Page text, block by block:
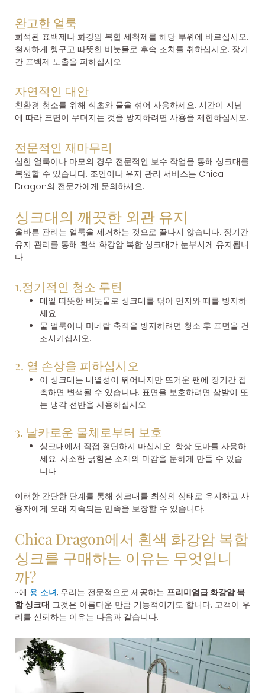
완고한 얼룩
희석된 표백제나 화강암 복합 세척제를 해당 부위에 바르십시오.
철저하게 헹구고 따뜻한 비눗물로 후속 조치를 취하십시오. 장기
간 표백제 노출을 피하십시오.
자연적인 대안
친환경 청소를 위해 식초와 물을 섞어 사용하세요. 시간이 지남
에 따라 표면이 무뎌지는 것을 방지하려면 사용을 제한하십시오.
전문적인 재마무리
심한 얼룩이나 마모의 경우 전문적인 보수 작업을 통해 싱크대를
복원할 수 있습니다. 조언이나 유지 관리 서비스는 Chica
Dragon의 전문가에게 문의하세요.
싱크대의 깨끗한 외관 유지
올바른 관리는 얼룩을 제거하는 것으로 끝나지 않습니다. 장기간
유지 관리를 통해 흰색 화강암 복합 싱크대가 눈부시게 유지됩니
다.
1.정기적인 청소 루틴
매일 따뜻한 비눗물로 싱크대를 닦아 먼지와 때를 방지하
세요.
물 얼룩이나 미네랄 축적을 방지하려면 청소 후 표면을 건
조시키십시오.
2. 열 손상을 피하십시오
이 싱크대는 내열성이 뛰어나지만 뜨거운 팬에 장기간 접
촉하면 변색될 수 있습니다. 표면을 보호하려면 삼발이 또
는 냉각 선반을 사용하십시오.
3. 날카로운 물체로부터 보호
싱크대에서 직접 절단하지 마십시오. 항상 도마를 사용하
세요. 사소한 긁힘은 소재의 마감을 둔하게 만들 수 있습
니다.
이러한 간단한 단계를 통해 싱크대를 최상의 상태로 유지하고 사
용자에게 오래 지속되는 만족을 보장할 수 있습니다.
Chica Dragon에서 흰색 화강암 복합
싱크를 구매하는 이유는 무엇입니
까?
~에 용 소녀, 우리는 전문적으로 제공하는 프리미엄급 화강암 복
합 싱크대 그것은 아름다운 만큼 기능적이기도 합니다. 고객이 우
리를 신뢰하는 이유는 다음과 같습니다.